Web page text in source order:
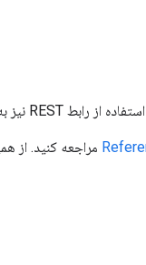
مراجعه کنید. از